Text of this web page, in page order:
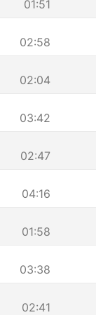
01:51
02:58
02:04
03:42
02:47
04:16
01:58
03:38
02:41